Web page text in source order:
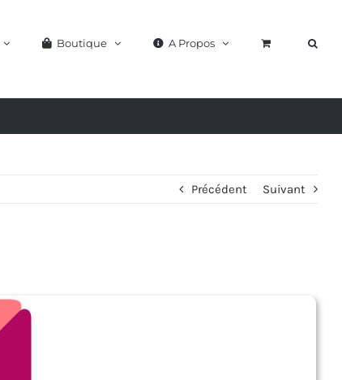
Boutique A Propos
Précédent Suivant